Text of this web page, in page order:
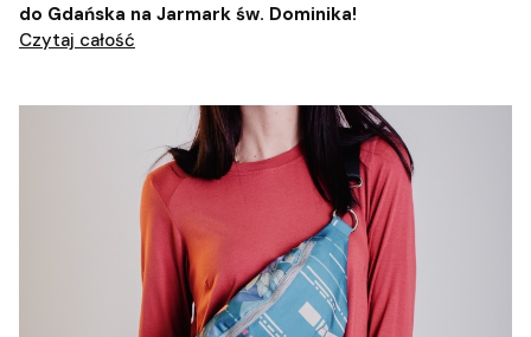
do Gdańska na Jarmark św. Dominika!
Czytaj całość